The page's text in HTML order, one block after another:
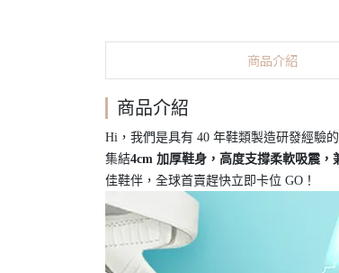
商品介紹
商品介紹
Hi，我們是具有 40 年鞋類製造研發經驗
集結4cm 加厚鞋身，高度支撐柔軟吸震
佳鞋伴，全球首賣趕快立即卡位 GO！